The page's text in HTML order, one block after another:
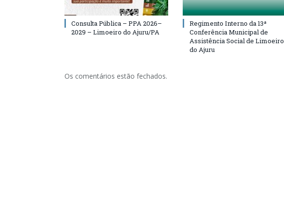
Consulta Pública – PPA 2026–
2029 – Limoeiro do Ajuru/PA
Regimento Interno da 13ª
Conferência Municipal de
Assistência Social de Limoeiro
do Ajuru
Os comentários estão fechados.